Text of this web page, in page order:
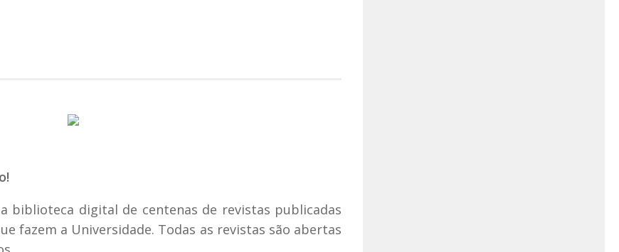
biblioteca digital de centenas de revistas publicadas
fazem a Universidade. Todas as revistas são abertas